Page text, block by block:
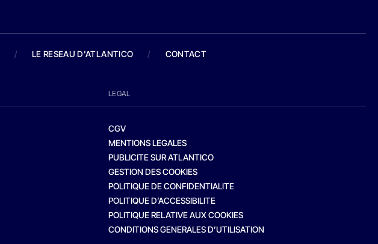
/ LE RESEAU D'ATLANTICO / CONTACT
LEGAL
CGV
MENTIONS LEGALES
PUBLICITE SUR ATLANTICO
GESTION DES COOKIES
POLITIQUE DE CONFIDENTIALITE
POLITIQUE D’ACCESSIBILITE
POLITIQUE RELATIVE AUX COOKIES
CONDITIONS GENERALES D’UTILISATION